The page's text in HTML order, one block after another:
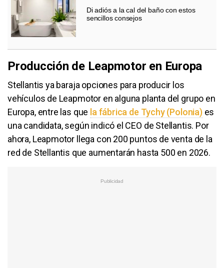
Di adiós a la cal del baño con estos
sencillos consejos
Producción de Leapmotor en Europa
Stellantis ya baraja opciones para producir los
vehículos de Leapmotor en alguna planta del grupo en
Europa, entre las que la fábrica de Tychy (Polonia)es
una candidata, según indicó el CEO de Stellantis. Por
ahora, Leapmotor llega con 200 puntos de venta de la
red de Stellantis que aumentarán hasta 500 en 2026.